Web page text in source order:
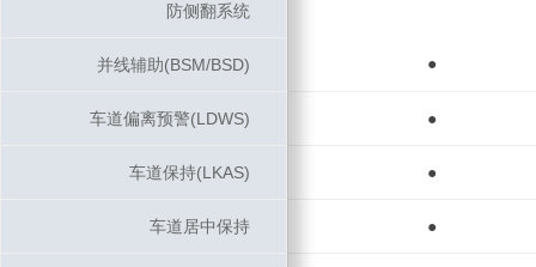
防侧翻系统
并线辅助(BSM/BSD) ●
车道偏离预警(LDWS) ●
车道保持(LKAS) ●
车道居中保持 ●
防侧翻系统
并线辅助(BSM/BSD)
车道偏离预警(LDWS)
车道保持(LKAS)
车道居中保持